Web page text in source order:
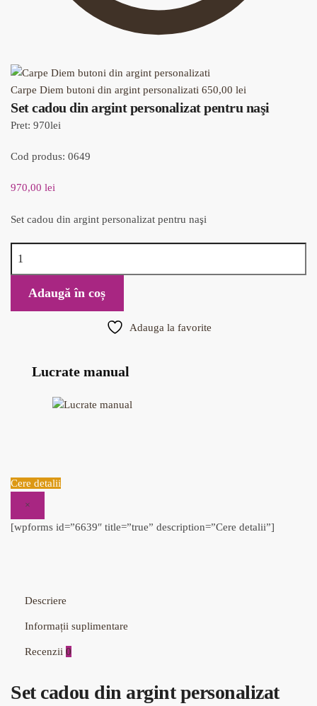
Carpe Diem butoni din argint personalizati 650,00 lei
Set cadou din argint personalizat pentru naşi
Pret: 970lei
Cod produs: 0649
970,00 lei
Set cadou din argint personalizat pentru naşi
Adaugă în coș
Adauga la favorite
Lucrate manual
Cere detalii
×
[wpforms id=”6639″ title=”true” description=”Cere detalii”]
Descriere
Informații suplimentare
Recenzii 0
Set cadou din argint personalizat